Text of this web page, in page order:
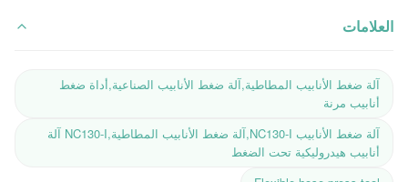
العلامات
آلة ضغط الأنابيب المطاطية,آلة ضغط الأنابيب الصناعية,أداة ضغط
أنابيب مرنة
آلة ضغط الأنابيب NC130-I,آلة ضغط الأنابيب المطاطية,NC130-I آلة
أنابيب هيدروليكية تحت الضغط